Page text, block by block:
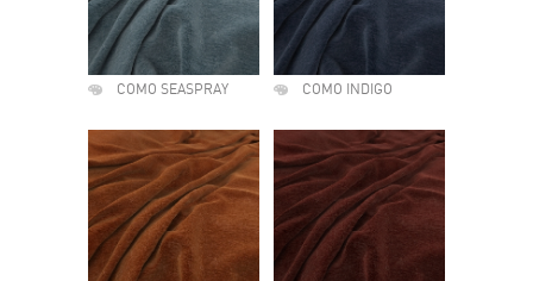
COMO SEASPRAY COMO INDIGO